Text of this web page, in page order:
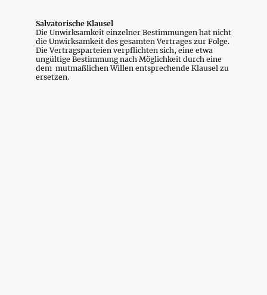
Salvatorische Klausel
Die Unwirksamkeit einzelner Bestimmungen hat nicht
die Unwirksamkeit des gesamten Vertrages zur Folge.
Die Vertragsparteien verpflichten sich, eine etwa
ungültige Bestimmung nach Möglichkeit durch eine
dem mutmaßlichen Willen entsprechende Klausel zu
ersetzen.